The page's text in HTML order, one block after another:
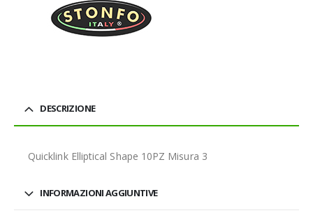
DESCRIZIONE
Quicklink Elliptical Shape 10PZ Misura 3
INFORMAZIONI AGGIUNTIVE